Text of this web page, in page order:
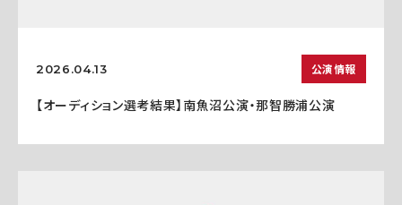
2026.04.13 公演情報
【オーディション選考結果】南魚沼公演・那智勝浦公演